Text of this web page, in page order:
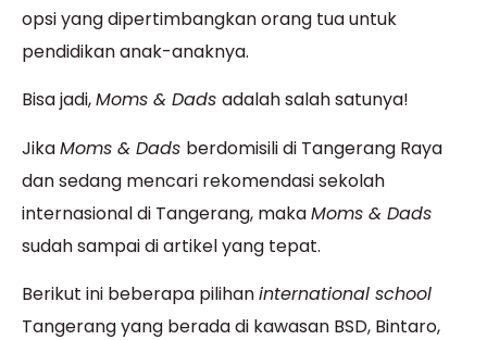
opsi yang dipertimbangkan orang tua untuk
pendidikan anak-anaknya.
Bisa jadi,Moms & Dads adalah salah satunya!
JikaMoms & Dads berdomisili di Tangerang Raya
dan sedang mencari rekomendasi sekolah
internasional di Tangerang, makaMoms & Dads
sudah sampai di artikel yang tepat.
Berikut ini beberapa pilihaninternational school
Tangerang yang berada di kawasan BSD, Bintaro,